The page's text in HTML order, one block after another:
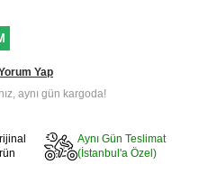
Yap
aynı gün kargoda!
Aynı Gün Teslimat
(İstanbul'a Özel)